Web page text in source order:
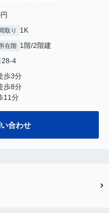
取り 1K
在階 1階/2階建
28-4
歩3分
歩8分
11分
合わせ